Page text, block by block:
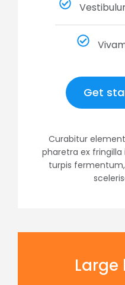
Get
Curabitur
pharetra ex fringilla
turpis
Large